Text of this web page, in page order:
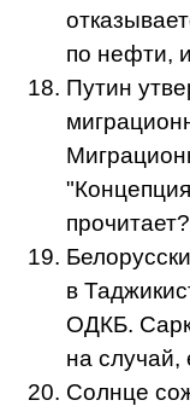
по нефти,
Путин
прочитает?
в
ОДКБ.
на случай,
Солнце